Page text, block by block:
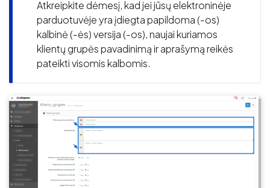
Atkreipkite dėmesį, kad jei jūsų elektroninėje
parduotuvėje yra įdiegta papildoma (-os)
kalbinė (-ės) versija (-os), naujai kuriamos
klientų grupės pavadinimą ir aprašymą reikės
pateikti visomis kalbomis.